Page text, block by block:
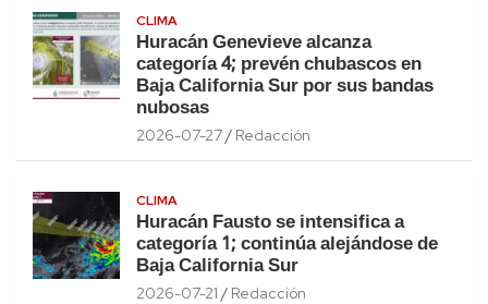
CLIMA
Huracán Genevieve alcanza
categoría 4; prevén chubascos en
Baja California Sur por sus bandas
nubosas
2026-07-27 Redacción
CLIMA
Huracán Fausto se intensifica a
categoría 1; continúa alejándose de
Baja California Sur
2026-07-21 Redacción